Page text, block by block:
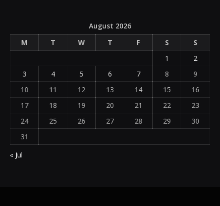
August 2026
M
T W T F S
S
1
2
3
4 5 6 7 8
9
10
11 12 13 14 15
16
17
18 19 20 21 22
23
24
25 26 27 28 29
30
31
« Jul